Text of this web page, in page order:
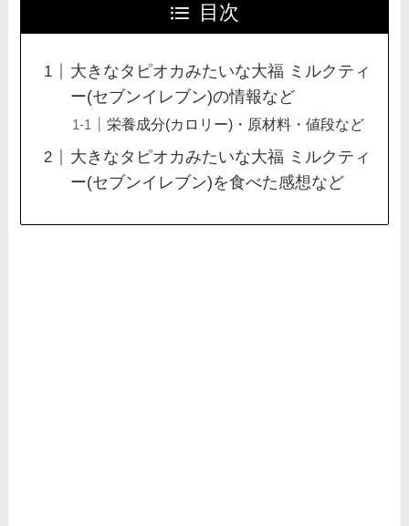
目次
大きなタピオカみたいな大福 ミルクティ
ー(セブンイレブン)の情報など
栄養成分(カロリー)・原材料・値段など
大きなタピオカみたいな大福 ミルクティ
ー(セブンイレブン)を食べた感想など